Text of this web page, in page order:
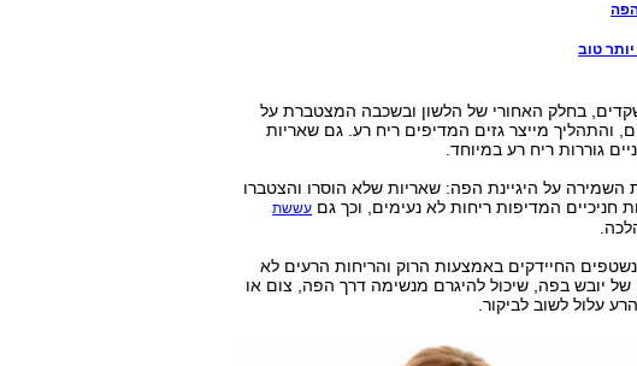
טוב
בחלק האחורי של הלשון ובשכבה המצטברת על
והתהליך מייצר גזים המדיפים ריח רע. גם שאריות
גוררות ריח רע במיוחד.
השמירה על היגיינת הפה: שאריות שלא הוסרו והצטברו
חניכיים המדיפות ריחות לא נעימים, וכך גם עששת
החיידקים באמצעות הרוק והריחות הרעים לא
יובש בפה, שיכול להיגרם מנשימה דרך הפה, צום או
עלול לשוב לביקור.